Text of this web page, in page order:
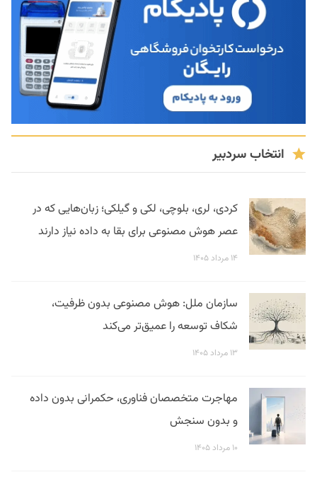
انتخاب سردبیر
کردی، لری، بلوچی، لکی و گیلکی؛ زبان‌هایی که در
عصر هوش مصنوعی برای بقا به داده نیاز دارند
۱۴ مرداد ۱۴۰۵
سازمان ملل: هوش مصنوعی بدون ظرفیت،
شکاف توسعه را عمیق‌تر می‌کند
۱۳ مرداد ۱۴۰۵
مهاجرت متخصصان فناوری، حکمرانی بدون داده
و بدون سنجش
۱۰ مرداد ۱۴۰۵